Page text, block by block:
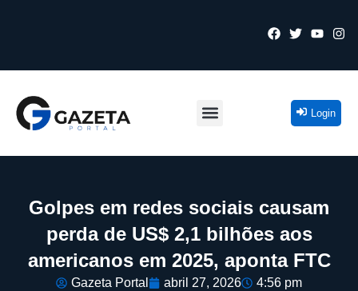
Login
Golpes em redes sociais causam
perda de US$ 2,1 bilhões aos
americanos em 2025, aponta FTC
Gazeta Portal abril 27, 2026 4:56 pm